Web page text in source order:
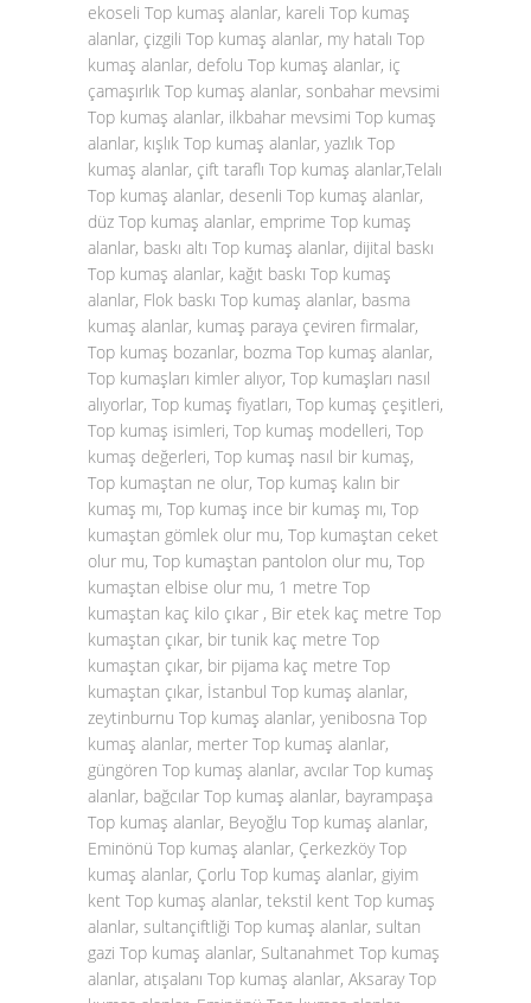
ekoseli Top kumaş alanlar, kareli Top kumaş
alanlar, çizgili Top kumaş alanlar, my hatalı Top
kumaş alanlar, defolu Top kumaş alanlar, iç
çamaşırlık Top kumaş alanlar, sonbahar mevsimi
Top kumaş alanlar, ilkbahar mevsimi Top kumaş
alanlar, kışlık Top kumaş alanlar, yazlık Top
kumaş alanlar, çift taraflı Top kumaş alanlar,Telalı
Top kumaş alanlar, desenli Top kumaş alanlar,
düz Top kumaş alanlar, emprime Top kumaş
alanlar, baskı altı Top kumaş alanlar, dijital baskı
Top kumaş alanlar, kağıt baskı Top kumaş
alanlar, Flok baskı Top kumaş alanlar, basma
kumaş alanlar, kumaş paraya çeviren firmalar,
Top kumaş bozanlar, bozma Top kumaş alanlar,
Top kumaşları kimler alıyor, Top kumaşları nasıl
alıyorlar, Top kumaş fiyatları, Top kumaş çeşitleri,
Top kumaş isimleri, Top kumaş modelleri, Top
kumaş değerleri, Top kumaş nasıl bir kumaş,
Top kumaştan ne olur, Top kumaş kalın bir
kumaş mı, Top kumaş ince bir kumaş mı, Top
kumaştan gömlek olur mu, Top kumaştan ceket
olur mu, Top kumaştan pantolon olur mu, Top
kumaştan elbise olur mu, 1 metre Top
kumaştan kaç kilo çıkar , Bir etek kaç metre Top
kumaştan çıkar, bir tunik kaç metre Top
kumaştan çıkar, bir pijama kaç metre Top
kumaştan çıkar, İstanbul Top kumaş alanlar,
zeytinburnu Top kumaş alanlar, yenibosna Top
kumaş alanlar, merter Top kumaş alanlar,
güngören Top kumaş alanlar, avcılar Top kumaş
alanlar, bağcılar Top kumaş alanlar, bayrampaşa
Top kumaş alanlar, Beyoğlu Top kumaş alanlar,
Eminönü Top kumaş alanlar, Çerkezköy Top
kumaş alanlar, Çorlu Top kumaş alanlar, giyim
kent Top kumaş alanlar, tekstil kent Top kumaş
alanlar, sultançiftliği Top kumaş alanlar, sultan
gazi Top kumaş alanlar, Sultanahmet Top kumaş
alanlar, atışalanı Top kumaş alanlar, Aksaray Top